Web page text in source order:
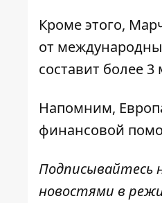
Кроме этого,
от
составит более
Напомним,
финансовой
Подписывайтесь
новостями в